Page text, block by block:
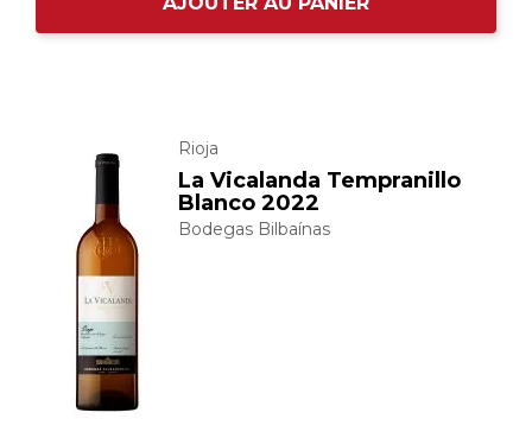
Rioja
La Vicalanda Tempranillo
Blanco 2022
Bodegas Bilbaínas